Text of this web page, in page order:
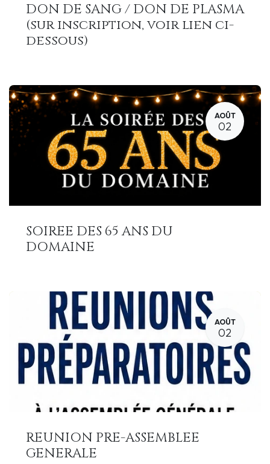
DON DE SANG / DON DE PLASMA
(sur inscription, voir lien ci-
dessous)
AOÛT
02
SOIREE DES 65 ANS DU
DOMAINE
AOÛT
02
REUNION PRE-ASSEMBLEE
GENERALE